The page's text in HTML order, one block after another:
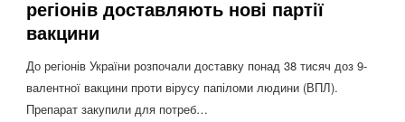
регіонів доставляють нові партії
вакцини
До регіонів України розпочали доставку понад 38 тисяч доз 9-
валентної вакцини проти вірусу папіломи людини (ВПЛ).
Препарат закупили для потреб…